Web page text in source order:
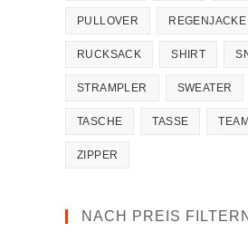
PULLOVER REGENJACKE
RUCKSACK SHIRT
STRAMPLER SWEATER
TASCHE TASSE
ZIPPER
NACH PREIS FILTERN